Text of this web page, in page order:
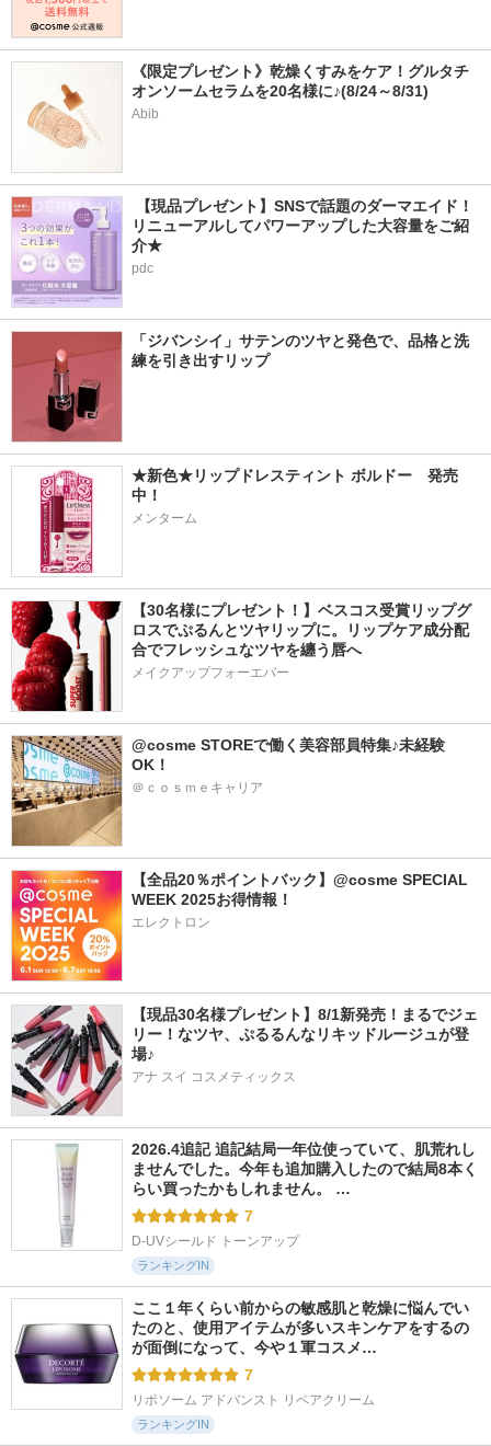
《限定プレゼント》乾燥くすみをケア！グルタチ
オンソームセラムを20名様に♪(8/24～8/31)
Abib
【現品プレゼント】SNSで話題のダーマエイド！
リニューアルしてパワーアップした大容量をご紹
介★
pdc
「ジバンシイ」サテンのツヤと発色で、品格と洗
練を引き出すリップ
★新色★リップドレスティント ボルドー　発売
中！
メンターム
【30名様にプレゼント！】ベスコス受賞リップグ
ロスでぷるんとツヤリップに。リップケア成分配
合でフレッシュなツヤを纏う唇へ
メイクアップフォーエバー
@cosme STOREで働く美容部員特集♪未経験
OK！
＠ｃｏｓｍｅキャリア
【全品20％ポイントバック】@cosme SPECIAL
WEEK 2025お得情報！
エレクトロン
【現品30名様プレゼント】8/1新発売！まるでジェ
リー！なツヤ、ぷるるんなリキッドルージュが登
場♪
アナ スイ コスメティックス
2026.4追記 追記結局一年位使っていて、肌荒れし
ませんでした。今年も追加購入したので結局8本く
らい買ったかもしれません。 …
7
D-UVシールド トーンアップ
ランキングIN
ここ１年くらい前からの敏感肌と乾燥に悩んでい
たのと、使用アイテムが多いスキンケアをするの
が面倒になって、今や１軍コスメ…
7
リポソーム アドバンスト リペアクリーム
ランキングIN